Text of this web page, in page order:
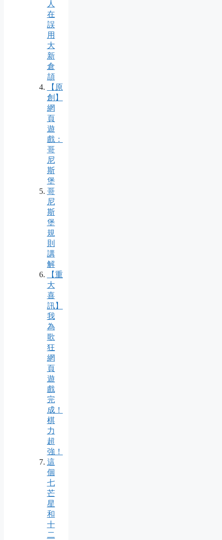
人
在
誤
用
大
新
倉
頡
【原
創】
網
頁
遊
戲：
哥
尼
斯
堡
哥
尼
斯
堡
規
則
講
解
【重
大
喜
訊】
我
為
歌
狂
網
頁
遊
戲
完
成！
棋
力
超
強！
這
個
七
芒
星
和
十
二